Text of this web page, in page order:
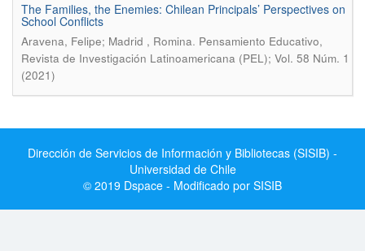
The Families, the Enemies: Chilean Principals’ Perspectives on
School Conflicts
Aravena, Felipe; Madrid , Romina. Pensamiento Educativo,
Revista de Investigación Latinoamericana (PEL); Vol. 58 Núm. 1
(2021)
Dirección de Servicios de Información y Bibliotecas (SISIB) -
Universidad de Chile
© 2019 Dspace - Modificado por SISIB